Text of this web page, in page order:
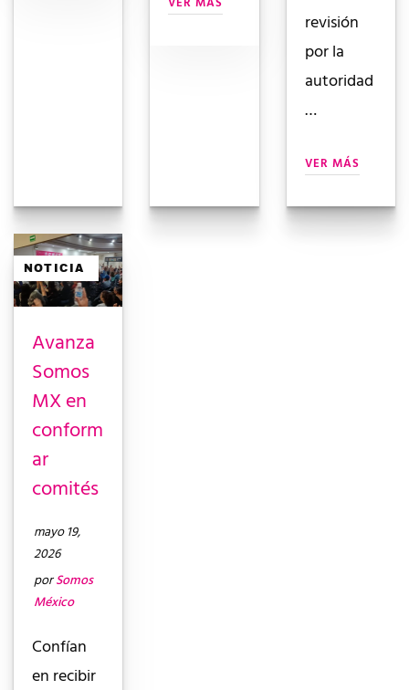
revisión
por la
autoridad
…
VER MÁS
NOTICIA
Avanza
Somos
MX en
conform
ar
comités
mayo 19,
2026
porSomos
México
Confían
en recibir